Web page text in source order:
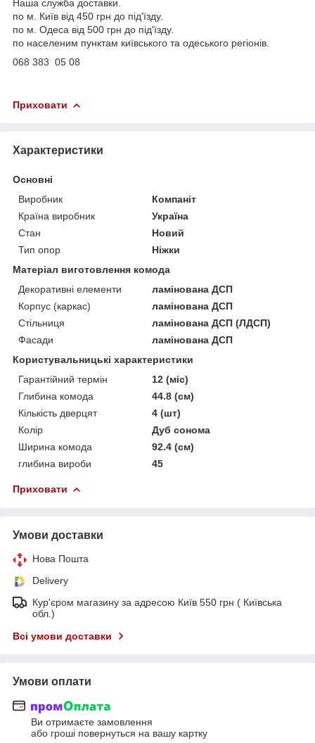
Наша служба доставки.
по м. Київ від 450 грн до під'їзду.
по м. Одеса від 500 грн до під'їзду.
по населеним пунктам київського та одеського регіонів.
068 383 05 08
Приховати
Характеристики
Основні
Виробник
Компаніт
Країна виробник
Україна
Стан
Новий
Тип опор
Ніжки
Матеріал виготовлення комода
Декоративні елементи
ламінована ДСП
Корпус (каркас)
ламінована ДСП
Стільниця
ламінована ДСП (ЛДСП)
Фасади
ламінована ДСП
Користувальницькі характеристики
Гарантійний термін
12 (міс)
Глибина комода
44.8 (см)
Кількість дверцят
4 (шт)
Колір
Дуб сонома
Ширина комода
92.4 (см)
глибина вироби
45
Приховати
Умови доставки
Нова Пошта
Delivery
Кур'єром магазину за адресою Київ 550 грн ( Київська
обл.)
Всі умови доставки
Умови оплати
Ви отримаєте замовлення
або гроші повернуться на вашу картку